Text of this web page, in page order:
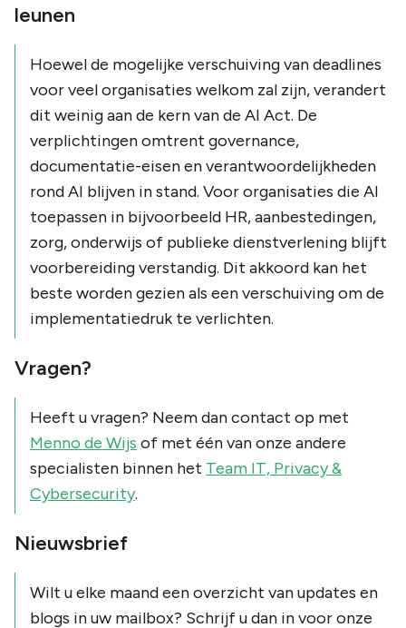
leunen
Hoewel de mogelijke verschuiving van deadlines
voor veel organisaties welkom zal zijn, verandert
dit weinig aan de kern van de AI Act. De
verplichtingen omtrent governance,
documentatie-eisen en verantwoordelijkheden
rond AI blijven in stand. Voor organisaties die AI
toepassen in bijvoorbeeld HR, aanbestedingen,
zorg, onderwijs of publieke dienstverlening blijft
voorbereiding verstandig. Dit akkoord kan het
beste worden gezien als een verschuiving om de
implementatiedruk te verlichten.
Vragen?
Heeft u vragen? Neem dan contact op met
Menno de Wijs of met één van onze andere
specialisten binnen het Team IT, Privacy &
Cybersecurity.
Nieuwsbrief
Wilt u elke maand een overzicht van updates en
blogs in uw mailbox? Schrijf u dan in voor onze